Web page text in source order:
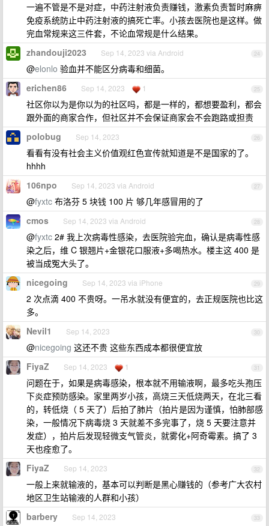
一遍不管是不是对症，中药注射液负责赚钱，激素负责暂时麻痹
免疫系统防止中药注射液的搞死亡率。小孩去医院也是这样。做
完血常规来这三件套，不论血常规是什么结果。
24
zhandouji2023 Sep 14, 2023 via Android
@elonlo 验血并不能区分病毒和细菌。
25
erichen86 Sep 14, 2023 1
社区你以为是你以为的社区吗，都是一样的，都想要盈利，都会
跟外面的商家合作，但社区并不会保证商家会不会跑路或担责
26
polobug Sep 14, 2023
看看有没有社会主义价值观红色宣传就知道是不是国家的了。
hhhh
27
106npo Sep 14, 2023 via Android
@fyxtc 布洛芬 5 块钱 100 片 够几年感冒用的了
28
cmos Sep 14, 2023 via Android
@fyxtc 2# 我上次病毒性感染，去医院验完血，确认是病毒性感
染之后，维 C 银翘片+金银花口服液+多喝热水。楼主这 400 是
被当成冤大头了。
29
nicegoing Sep 14, 2023 via iPhone
2 次点滴 400 不贵呀。一吊水就没有便宜的，去正规医院也比这
多。
30
Nevil1 Sep 14, 2023
@nicegoing 这还不贵 这些东西成本都很便宜放
31
FiyaZ Sep 14, 2023 1
问题在于，如果是病毒感染，根本就不用输液啊，最多吃头孢压
下炎症预防感染。家里两岁小孩，高烧三天低烧两天，在北三看
的，转低烧（ 5 天了）后拍了肺片（拍片是因为谨慎，怕肺部感
染，一般情况下病毒烧 3 天就差不多完事了，烧 5 天要注意并
发症），拍片后发现轻微支气管炎，就雾化+阿奇霉素。搞了 3
天也痊愈了。
32
FiyaZ Sep 14, 2023
一般上来就输液的，基本可以判断是黑心赚钱的（参考广大农村
地区卫生站输液的人群和小孩）
33
barbery Sep 14, 2023